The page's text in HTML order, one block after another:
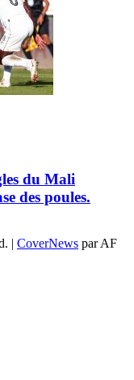
du Mali
des poules.
| CoverNews par AF